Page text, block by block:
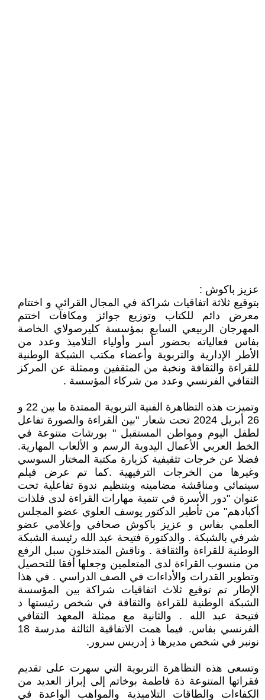
عزيز باكوش :
بتوقيع ثلاثة اتفاقيات شراكة في المجال القرائي و اختتام
معرض دائم للكتاب وتوزيع جوائز ومكافآت اختتم
المهرجان الربيعي السابع بمؤسسة كليرصولاي الخاصة
بفاس فعالياته بحضور أسر وأولياء التلاميذ وعدد من
الأطر الإدارية والتربوية وأعضاء مكتب الشبكة الوطنية
للقراءة والثقافة ونخبة من المثقفين وممثلة عن المركز
الثقافي الفرنسي وعدد من شركاء المؤسسة .
وتميزت هذه التظاهرة الفنية التربوية الممتدة ما بين 22 و
26 أبريل 2024 تحت شعار "بين القراءة والصورة تفاعل
لطفل اليوم ومواطن المستقبل " بورشات متنوعة في
الخط العربي الأعمال اليدوية الرسم و الألعاب المهارية.
فضلا عن خرجات تثقيفية كزيارة مكتبة المختار السوسي
وغيرها من الخرجات الترفيهية .كما تم عرض فيلم
سينمائي ومناقشة مضامينه وبتنظيم ندوة تفاعلية تحت
عنوان "دور الأسرة في تنمية مهارات القراءة لدى فلذات
أكبادهم" من تأطير الدكتور يوسف العلوي عضو المجلس
العلمي بفاس و عزيز باكوش صحافي وإعلامي عضو
شرفي بالشبكة . والدكتورة فتيحة عبد الله رئيسة الشبكة
الوطنية للقراءة والثقافة . وناقش المتدخلون سبل الرفع
من منسوب القراءة لدى المتعلمين وجعلها أفقا للتحصيل
وتطوير القدرات والأداءات في الصف الدراسي . في هذا
الإطار تم توقيع ثلاث اتفاقيات شراكة بين المؤسسة
الشبكة الوطنية للقراءة والثقافة في شخص رئيستها د
فتيحة عبد الله . والثانية مع ممثلة المعهد الثقافي
الفرنسي بفاس. فيما همت الاتفاقية الثالثة مدرسة 18
نونبر في شخص مديرها ذ إدريس سرور.
وتسعى هذه التظاهرة التربوية التي سهرت على تقديم
فقراتها المتنوعة ذة فاطمة بوخاتم إلى إبراز العديد من
الكفاءات والطاقات التلاميذية والمواهب الواعدة في